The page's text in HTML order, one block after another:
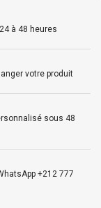
pages à
5 %
mm x 98
HP de 1 an
à 48 heures
votre produit
sous 48
+212 777